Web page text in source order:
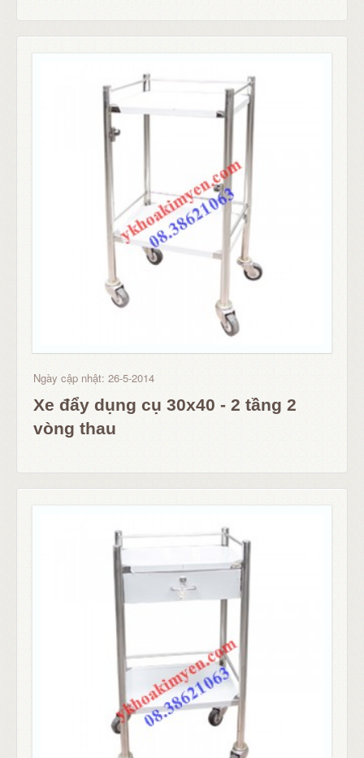
Ngày cập nhật: 26-5-2014
Xe đẩy dụng cụ 30x40 - 2 tầng 2
vòng thau